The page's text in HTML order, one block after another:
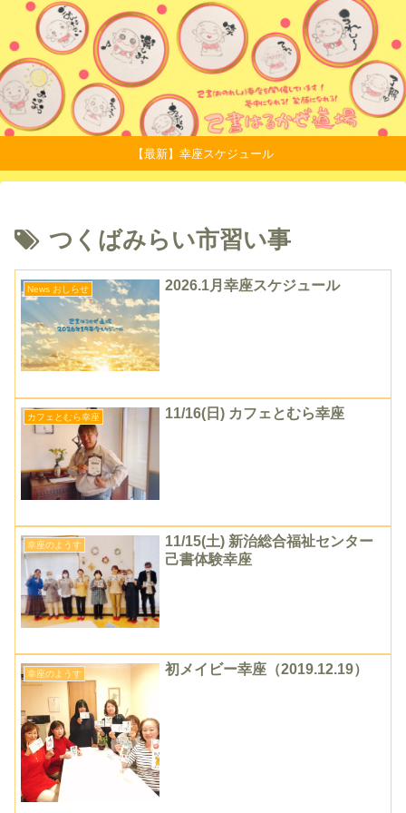
【最新】幸座スケジュール
つくばみらい市習い事
News おしらせ 2026.1月幸座スケジュール
カフェとむら幸座 11/16(日) カフェとむら幸座
幸座のようす
11/15(土) 新治総合福祉センター
己書体験幸座
幸座のようす 初メイビー幸座（2019.12.19）